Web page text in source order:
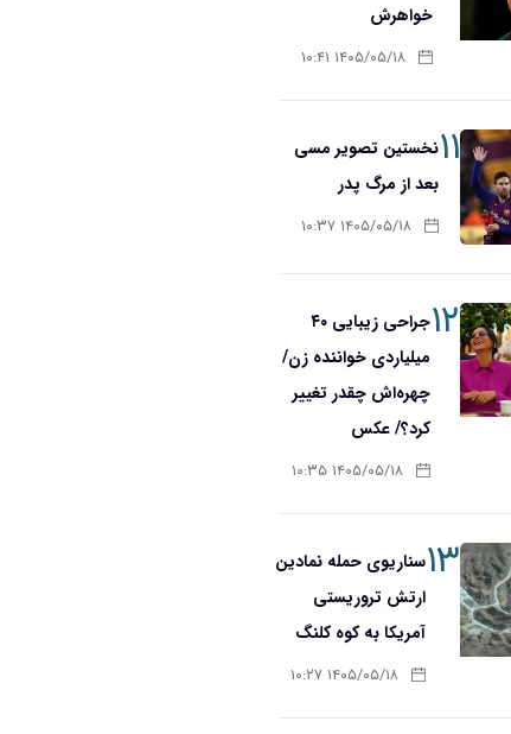
خواهرش
۱۴۰۵/۰۵/۱۸ ۱۰:۴۱
۱۱نخستین تصویر مسی
بعد از مرگ پدر
۱۴۰۵/۰۵/۱۸ ۱۰:۳۷
۱۲
جراحی زیبایی ۴۰
میلیاردی خواننده زن/
چهره‌اش چقدر تغییر
کرد؟/ عکس
۱۴۰۵/۰۵/۱۸ ۱۰:۳۵
۱۳سناریوی حمله نمادین
ارتش تروریستی
آمریکا به کوه کلنگ
۱۴۰۵/۰۵/۱۸ ۱۰:۲۷